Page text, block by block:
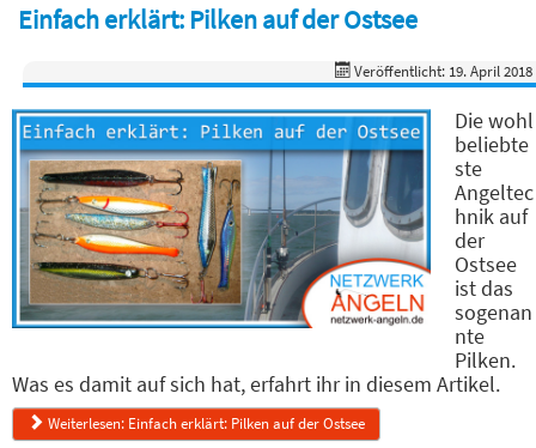
Einfach erklärt: Pilken auf der Ostsee
Veröffentlicht: 19. April 2018
Die wohl
beliebte
ste
Angeltec
hnik auf
der
Ostsee
ist das
sogenan
nte
Pilken.
Was es damit auf sich hat, erfahrt ihr in diesem Artikel.
Weiterlesen: Einfach erklärt: Pilken auf der Ostsee